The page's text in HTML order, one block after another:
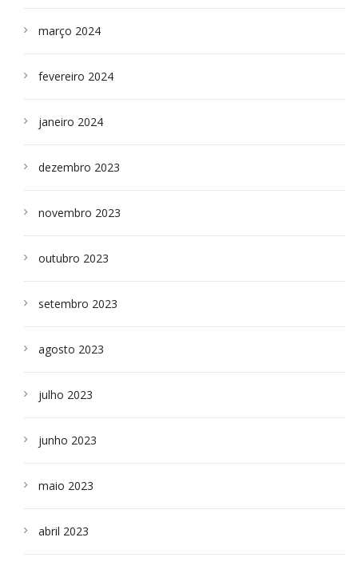
março 2024
fevereiro 2024
janeiro 2024
dezembro 2023
novembro 2023
outubro 2023
setembro 2023
agosto 2023
julho 2023
junho 2023
maio 2023
abril 2023